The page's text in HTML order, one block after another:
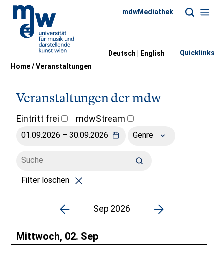
Home/Veranstaltungen
mdwMediathek
Deutsch | English Quicklinks
Veranstaltungen der mdw
Eintritt frei mdwStream
Genre
Filter löschen
Sep 2026
Mittwoch, 02. Sep